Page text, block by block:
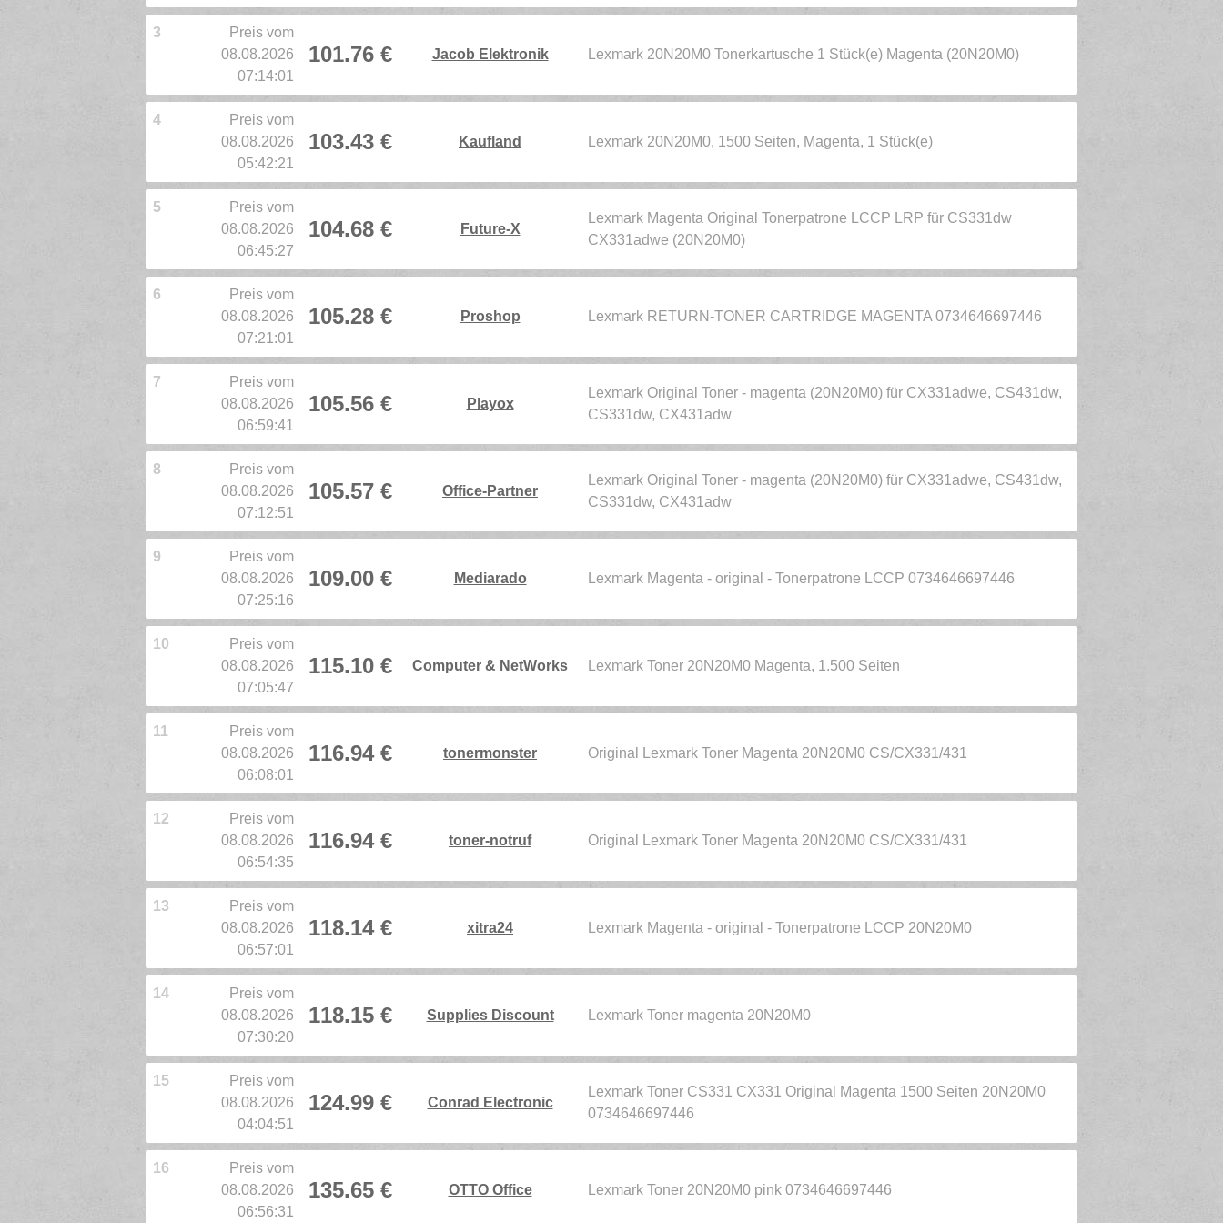
3
Preis vom
08.08.2026
07:14:01
101.76 € Jacob Elektronik Lexmark 20N20M0 Tonerkartusche 1 Stück(e) Magenta (20N20M0)
4
Preis vom
08.08.2026
05:42:21
103.43 € Kaufland Lexmark 20N20M0, 1500 Seiten, Magenta, 1 Stück(e)
5
Preis vom
08.08.2026
06:45:27
104.68 € Future-X
Lexmark Magenta Original Tonerpatrone LCCP LRP für CS331dw
CX331adwe (20N20M0)
6
Preis vom
08.08.2026
07:21:01
105.28 € Proshop Lexmark RETURN-TONER CARTRIDGE MAGENTA 0734646697446
7
Preis vom
08.08.2026
06:59:41
105.56 € Playox
Lexmark Original Toner - magenta (20N20M0) für CX331adwe, CS431dw,
CS331dw, CX431adw
8
Preis vom
08.08.2026
07:12:51
105.57 € Office-Partner
Lexmark Original Toner - magenta (20N20M0) für CX331adwe, CS431dw,
CS331dw, CX431adw
9
Preis vom
08.08.2026
07:25:16
109.00 € Mediarado Lexmark Magenta - original - Tonerpatrone LCCP 0734646697446
10
Preis vom
08.08.2026
07:05:47
115.10 € Computer & NetWorks Lexmark Toner 20N20M0 Magenta, 1.500 Seiten
11
Preis vom
08.08.2026
06:08:01
116.94 € tonermonster Original Lexmark Toner Magenta 20N20M0 CS/CX331/431
12
Preis vom
08.08.2026
06:54:35
116.94 € toner-notruf Original Lexmark Toner Magenta 20N20M0 CS/CX331/431
13
Preis vom
08.08.2026
06:57:01
118.14 € xitra24 Lexmark Magenta - original - Tonerpatrone LCCP 20N20M0
14
Preis vom
08.08.2026
07:30:20
118.15 € Supplies Discount Lexmark Toner magenta 20N20M0
15
Preis vom
08.08.2026
04:04:51
124.99 € Conrad Electronic
Lexmark Toner CS331 CX331 Original Magenta 1500 Seiten 20N20M0
0734646697446
16
Preis vom
08.08.2026
06:56:31
135.65 € OTTO Office Lexmark Toner 20N20M0 pink 0734646697446